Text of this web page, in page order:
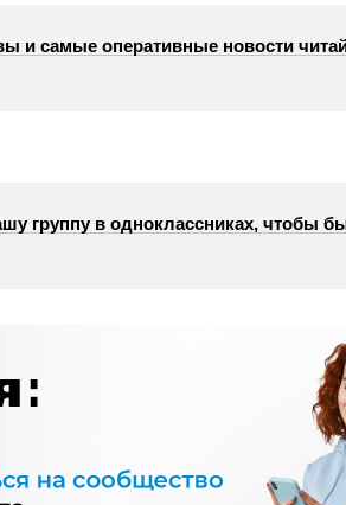
и самые оперативные новости
группу в одноклассниках, чтобы